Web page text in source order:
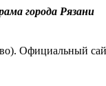
города Рязани
Официальный